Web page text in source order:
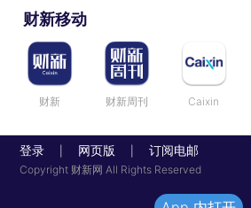
财新移动
财新 财新周刊 Caixin
登录 网页版 订阅电邮
Copyright 财新网 All Rights Reserved